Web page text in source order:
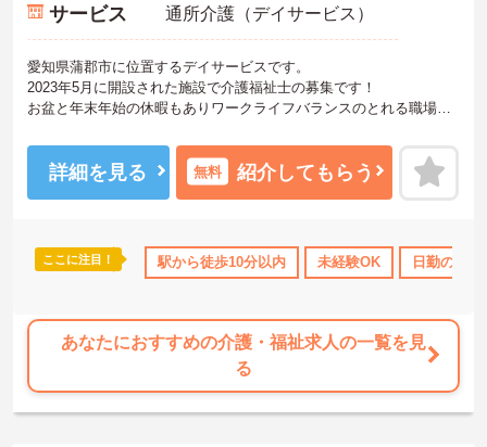
サービス 通所介護（デイサービス）
愛知県蒲郡市に位置するデイサービスです。
2023年5月に開設された施設で介護福祉士の募集です！
お盆と年末年始の休暇もありワークライフバランスのとれる職場と
ご興味をお持ちの方には詳細の情報や面接のポイントをお伝えしま
すのでお気軽にお問い合わせくださいませ。
詳細を見る 無料 紹介してもらう
ここに注目！ 駅から徒歩10分以内 未経験OK 日勤のみ
あなたにおすすめの介護・福祉求人の一覧を見
る